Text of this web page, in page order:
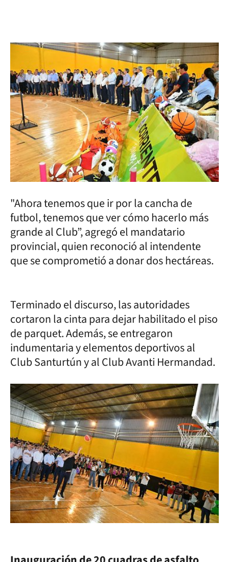
"Ahora tenemos que ir por la cancha de
futbol, tenemos que ver cómo hacerlo más
grande al Club”, agregó el mandatario
provincial, quien reconoció al intendente
que se comprometió a donar dos hectáreas.
Terminado el discurso, las autoridades
cortaron la cinta para dejar habilitado el piso
de parquet. Además, se entregaron
indumentaria y elementos deportivos al
Club Santurtún y al Club Avanti Hermandad.